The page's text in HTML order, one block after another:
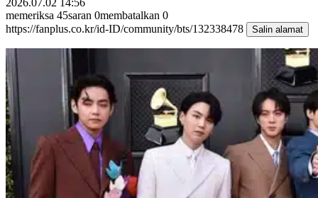
memeriksa 45saran 0membatalkan 0
https://fanplus.co.kr/id-ID/community/bts/132338478
Salin alamat